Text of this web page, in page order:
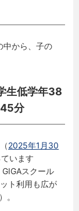
中から、子の
生低学年38
分
2025年1月30
います
GIGAスクール
ト利用も広が
）。